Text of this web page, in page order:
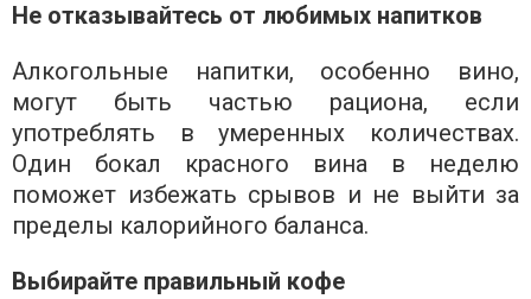
Не отказывайтесь от любимых напитков
Алкогольные напитки, особенно вино,
могут быть частью рациона, если
употреблять в умеренных количествах.
Один бокал красного вина в неделю
поможет избежать срывов и не выйти за
пределы калорийного баланса.
Выбирайте правильный кофе